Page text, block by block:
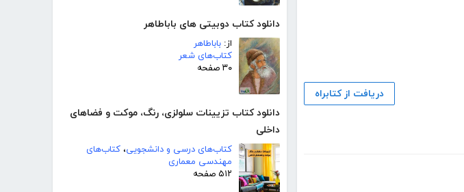
دانلود کتاب دوبیتی های باباطاهر
از: باباطاهر
کتاب‌های شعر
۳۰ صفحه
دانلود کتاب تزیینات سلولزی، رنگ، موکت و فضاهای
داخلی
کتاب‌های درسی و دانشجویی، کتاب‌های
مهندسی معماری
۵۱۲ صفحه
دریافت از کتابراه